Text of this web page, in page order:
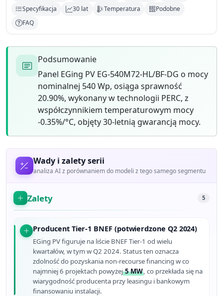
Specyfikacja
30 lat Temperatura
Podobne
FAQ
Podsumowanie
Panel EGing PV EG-540M72-HL/BF-DG o mocy
nominalnej 540 Wp, osiąga sprawność
20.90%, wykonany w technologii PERC, z
współczynnikiem temperaturowym mocy
-0.35%/°C, objęty 30-letnią gwarancją mocy.
Wady i zalety serii
analiza AI z porównaniem do modeli z tego samego segmentu
Zalety 5
Producent Tier-1 BNEF (potwierdzone Q2 2024)
EGing PV figuruje na liście BNEF Tier-1 od wielu
kwartałów, w tym w Q2 2024. Status ten oznacza
zdolność do pozyskania non-recourse financing w co
najmniej 6 projektach powyżej5 MW, co przekłada się na
wiarygodność producenta przy leasingu i bankowym
finansowaniu instalacji.